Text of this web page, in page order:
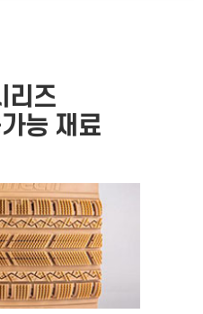
리즈
능 재료